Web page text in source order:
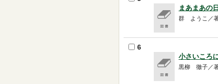
まあまあの
群 ようこ／
6
小さいころ
黒柳 徹子／